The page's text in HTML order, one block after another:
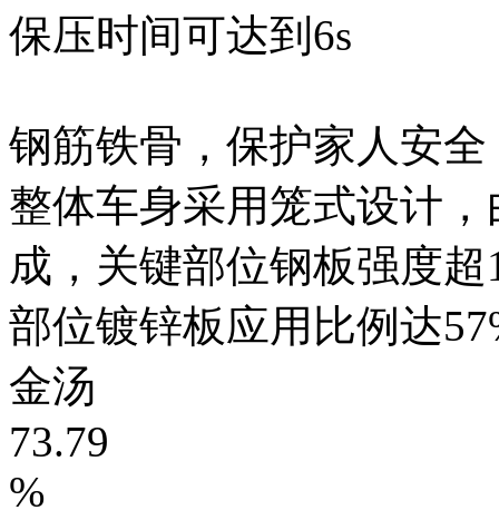
保压时间可达到6s
钢筋铁骨，保护家人安全
整体车身采用笼式设计
成，关键部位钢板强
部位镀锌板应用比例达
金汤
73.79
%